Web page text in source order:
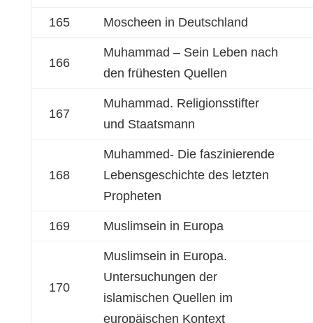
165 Moscheen in Deutschland
166
Muhammad – Sein Leben nach
den frühesten Quellen
167
Muhammad. Religionsstifter
und Staatsmann
168
Muhammed- Die faszinierende
Lebensgeschichte des letzten
Propheten
169 Muslimsein in Europa
170
Muslimsein in Europa.
Untersuchungen der
islamischen Quellen im
europäischen Kontext